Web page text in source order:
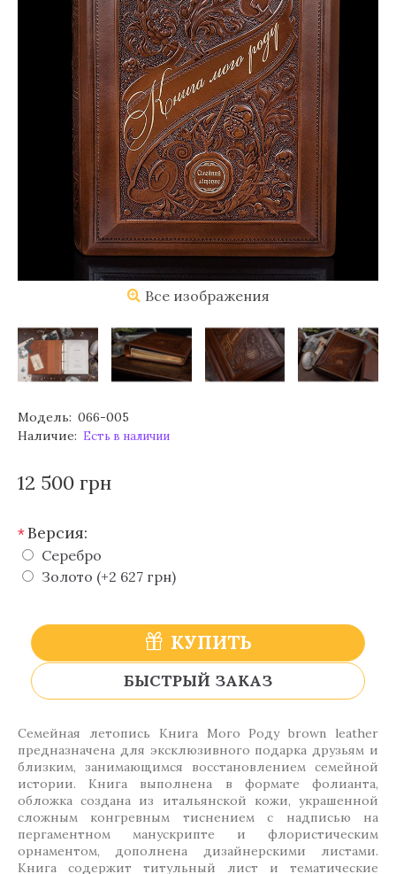
Все изображения
Модель: 066-005
Наличие: Есть в наличии
12 500 грн
*Версия:
Серебро
Золото (+2 627 грн)
КУПИТЬ
БЫСТРЫЙ ЗАКАЗ
Семейная летопись Книга Мого Роду brown leather
предназначена для эксклюзивного подарка друзьям и
близким, занимающимся восстановлением семейной
истории. Книга выполнена в формате фолианта,
обложка создана из итальянской кожи, украшенной
сложным конгревным тиснением с надписью на
пергаментном манускрипте и флористическим
орнаментом, дополнена дизайнерскими листами.
Книга содержит титульный лист и тематические